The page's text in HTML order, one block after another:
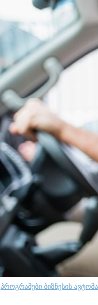
პროგრამები ბიზნესის